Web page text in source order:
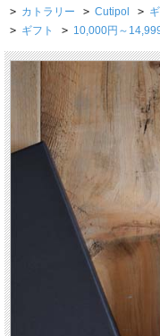
> カトラリー > Cutipol >
> ギフト > 10,000円～